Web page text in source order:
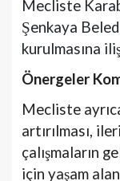
Mecliste
Şenkaya
kurulmasına
Önergeler
Mecliste
artırılması,
çalışmaların
için yaşam